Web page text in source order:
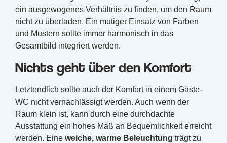
ein ausgewogenes Verhältnis zu finden, um den Raum
nicht zu überladen. Ein mutiger Einsatz von Farben
und Mustern sollte immer harmonisch in das
Gesamtbild integriert werden.
Nichts geht über den Komfort
Letztendlich sollte auch der Komfort in einem Gäste-
WC nicht vernachlässigt werden. Auch wenn der
Raum klein ist, kann durch eine durchdachte
Ausstattung ein hohes Maß an Bequemlichkeit erreicht
werden. Eine weiche, warme Beleuchtung trägt zu